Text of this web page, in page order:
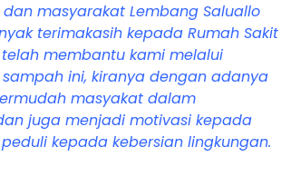
masyarakat Lembang Saluallo
terimakasih kepada Rumah Sakit
membantu kami melalui
ini, kiranya dengan adanya
masyakat dalam
juga menjadi motivasi kepada
kepada kebersian lingkungan.